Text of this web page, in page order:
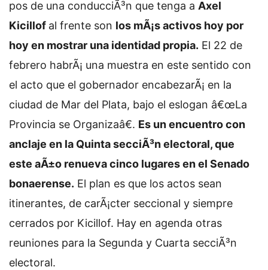
pos de una conducciÃ³n que tenga a Axel
Kicillof al frente son los mÃ¡s activos hoy por
hoy en mostrar una identidad propia. El 22 de
febrero habrÃ¡ una muestra en este sentido con
el acto que el gobernador encabezarÃ¡ en la
ciudad de Mar del Plata, bajo el eslogan â€œLa
Provincia se Organizaâ€. Es un encuentro con
anclaje en la Quinta secciÃ³n electoral, que
este aÃ±o renueva cinco lugares en el Senado
bonaerense. El plan es que los actos sean
itinerantes, de carÃ¡cter seccional y siempre
cerrados por Kicillof. Hay en agenda otras
reuniones para la Segunda y Cuarta secciÃ³n
electoral.